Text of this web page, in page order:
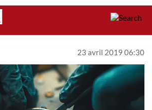
23 avril 2019 06:30